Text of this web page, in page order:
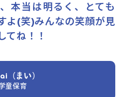
本当は明るく、とても
よ(笑)みんなの笑顔が見
ね！！
（まい）
童保育